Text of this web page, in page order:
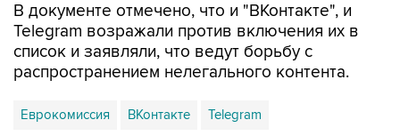
В документе отмечено, что и "ВКонтакте", и
Telegram возражали против включения их в
список и заявляли, что ведут борьбу с
распространением нелегального контента.
Еврокомиссия ВКонтакте Telegram